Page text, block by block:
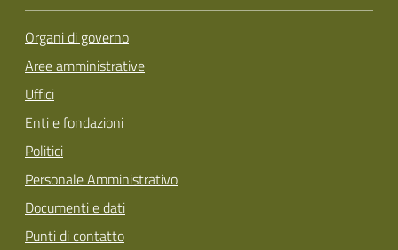
Organi di governo
Aree amministrative
Uffici
Enti e fondazioni
Politici
Personale Amministrativo
Documenti e dati
Punti di contatto